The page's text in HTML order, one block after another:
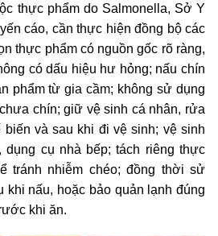
thực phẩm do Salmonella, Sở Y
cáo, cần thực hiện đồng bộ các
thực phẩm có nguồn gốc rõ ràng,
có dấu hiệu hư hỏng; nấu chín
phẩm từ gia cầm; không sử dụng
chín; giữ vệ sinh cá nhân, rửa
và sau khi đi vệ sinh; vệ sinh
dụng cụ nhà bếp; tách riêng thực
tránh nhiễm chéo; đồng thời sử
khi nấu, hoặc bảo quản lạnh đúng
khi ăn.